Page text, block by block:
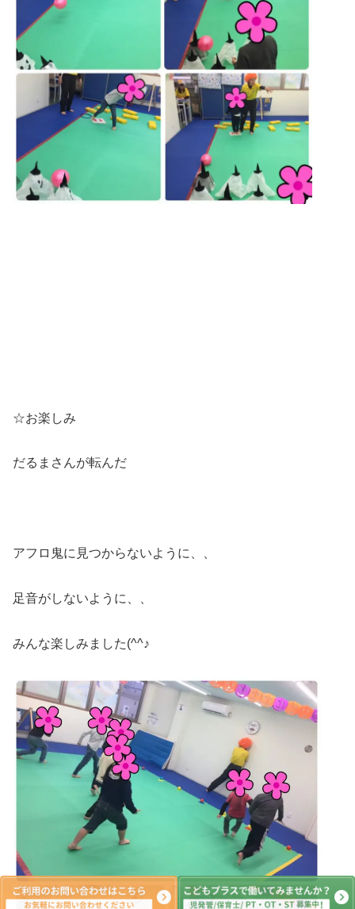
☆お楽しみ
だるまさんが転んだ
アフロ鬼に見つからないように、、
足音がしないように、、
みんな楽しみました(^^♪